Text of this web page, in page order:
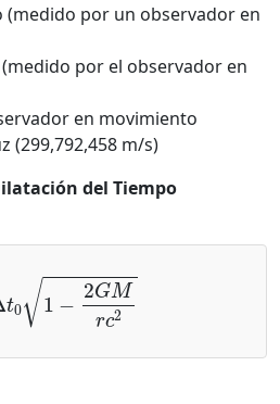
(medido por un observador en
por el observador en
en movimiento
(299,792,458 m/s)
del Tiempo
−2GMrc2